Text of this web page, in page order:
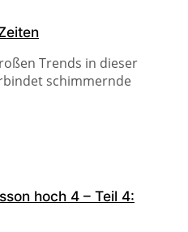
Trends in dieser
schimmernde
hoch 4 – Teil 4: